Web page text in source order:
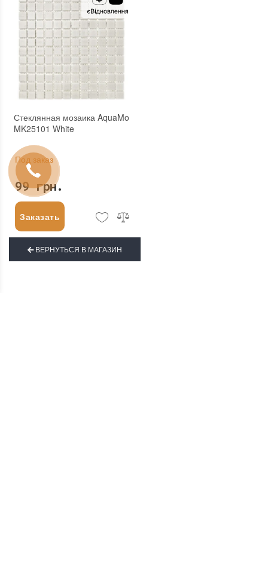
Стеклянная мозаика AquaMo
MK25101 White
Под заказ
99 грн.
Заказать
ВЕРНУТЬСЯ В МАГАЗИН